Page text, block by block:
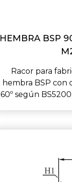
HEMBRA BSP
Racor para
hembra BSP con
60º según